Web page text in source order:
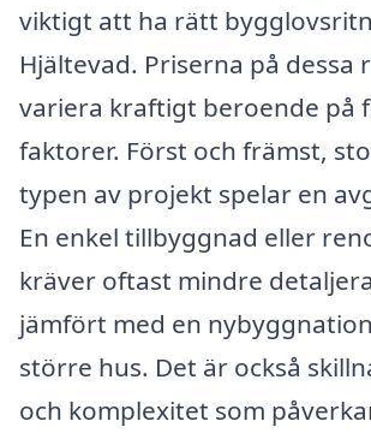
viktigt att ha rätt
Hjältevad. Priserna på dessa
variera kraftigt beroende på
faktorer. Först och främst,
typen av projekt spelar en
En enkel tillbyggnad eller
kräver oftast mindre
jämfört med en
större hus. Det är också
och komplexitet som